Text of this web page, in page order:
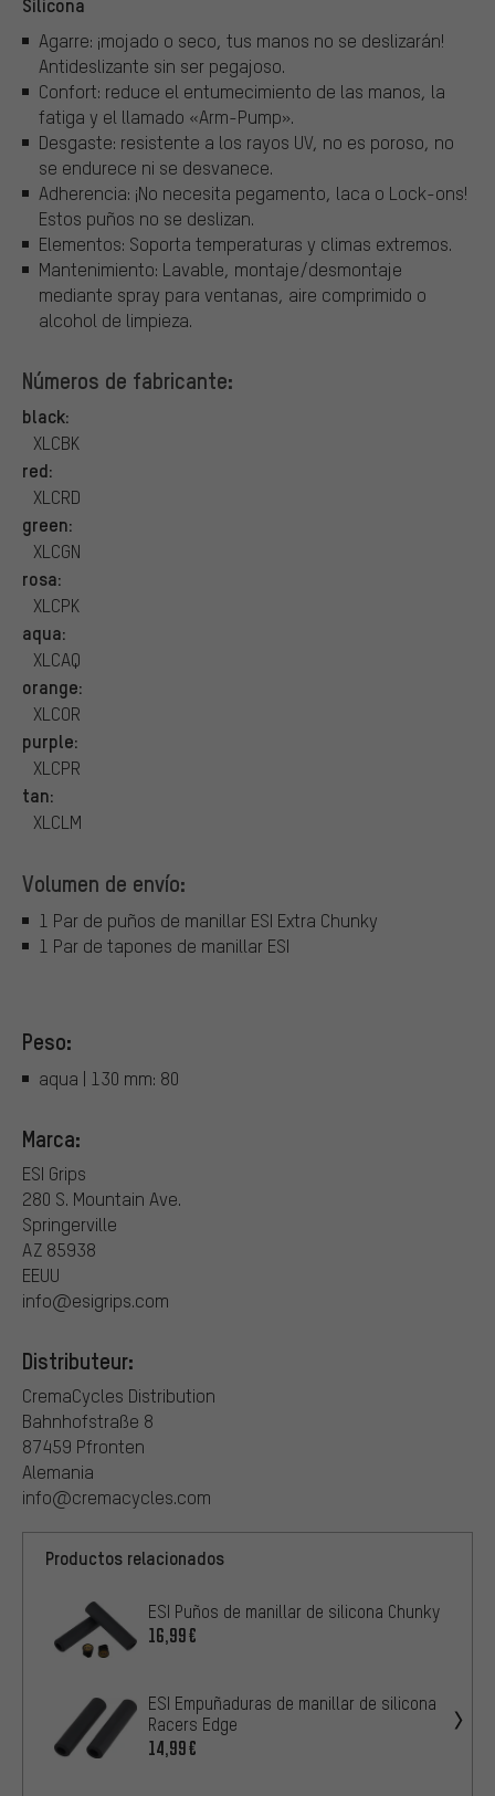
Agarre: ¡mojado o seco, tus manos no se deslizarán!
Antideslizante sin ser pegajoso.
Confort: reduce el entumecimiento de las manos, la
fatiga y el llamado «Arm-Pump».
Desgaste: resistente a los rayos UV, no es poroso, no
se endurece ni se desvanece.
Adherencia: ¡No necesita pegamento, laca o Lock-ons!
Estos puños no se deslizan.
Elementos: Soporta temperaturas y climas extremos.
Mantenimiento: Lavable, montaje/desmontaje
mediante spray para ventanas, aire comprimido o
alcohol de limpieza.
Números de fabricante:
black:
XLCBK
red:
XLCRD
green:
XLCGN
rosa:
XLCPK
aqua:
XLCAQ
orange:
XLCOR
purple:
XLCPR
tan:
XLCLM
Volumen de envío:
1 Par de puños de manillar ESI Extra Chunky
1 Par de tapones de manillar ESI
Peso:
aqua | 130 mm: 80
Marca:
ESI Grips
280 S. Mountain Ave.
Springerville
AZ 85938
EEUU
info@esigrips.com
Distributeur:
CremaCycles Distribution
Bahnhofstraße 8
87459 Pfronten
Alemania
info@cremacycles.com
Productos relacionados
ESI Puños de manillar de silicona Chunky
16,99€
ESI Empuñaduras de manillar de silicona
Racers Edge
14,99€